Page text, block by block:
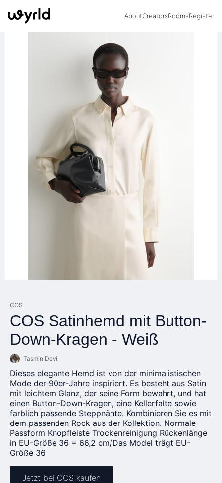
AboutCreatorsRoomsRegister
COS
COS Satinhemd mit Button-
Down-Kragen - Weiß
Tasmin Devi
Dieses elegante Hemd ist von der minimalistischen
Mode der 90er-Jahre inspiriert. Es besteht aus Satin
mit leichtem Glanz, der seine Form bewahrt, und hat
einen Button-Down-Kragen, eine Kellerfalte sowie
farblich passende Steppnähte. Kombinieren Sie es mit
dem passenden Rock aus der Kollektion. Normale
Passform Knopfleiste Trockenreinigung Rückenlänge
in EU-Größe 36 = 66,2 cm/Das Model trägt EU-
Größe 36
Jetzt bei COS kaufen